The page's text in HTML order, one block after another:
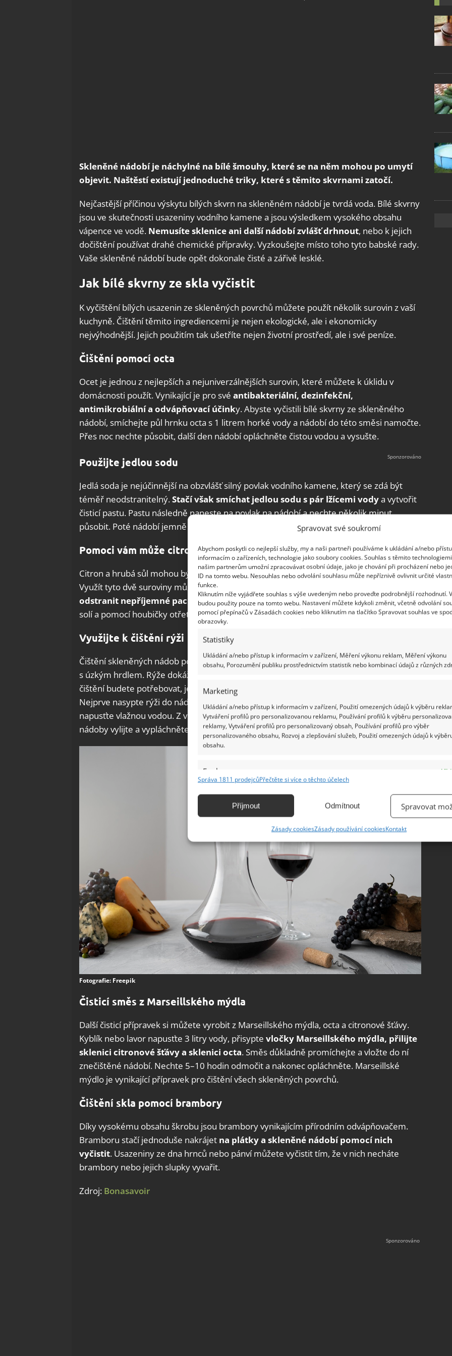
Spravovat své soukromí
Abychom poskytli co nejlepší služby, my a naši partneři používáme k ukládání a/nebo
informacím o zařízeních, technologie jako soubory cookies. Souhlas s těmito
našim partnerům umožní zpracovávat osobní údaje, jako je chování při procházení nebo
ID na tomto webu. Nesouhlas nebo odvolání souhlasu může nepříznivě ovlivnit určité
funkce.
Kliknutím níže vyjádřete souhlas s výše uvedeným nebo proveďte podrobnější rozhodnutí.
budou použity pouze na tomto webu. Nastavení můžete kdykoli změnit, včetně odvolání
pomocí přepínačů v Zásadách cookies nebo kliknutím na tlačítko Spravovat souhlas ve
obrazovky.
Statistiky
Ukládání a/nebo přístup k informacím v zařízení, Měření výkonu reklam, Měření výkonu
obsahu, Porozumění publiku prostřednictvím statistik nebo kombinací údajů z různých
Marketing
Ukládání a/nebo přístup k informacím v zařízení, Použití omezených údajů k výběru
Vytváření profilů pro personalizovanou reklamu, Používání profilů k výběru
reklamy, Vytváření profilů pro personalizovaný obsah, Používání profilů pro výběr
personalizovaného obsahu, Rozvoj a zlepšování služeb, Použití omezených údajů k
obsahu.
Funkce
Identifikace zařízení na základě automaticky přenášených informací.
základě aktivně vyžádaných informací.
Zajištění bezpečnosti, předcházení a zjišťování podvodů a
odstraňování chyb, Poskytování a zobrazování reklamy a obsahu,
Ukládání a sdělování voleb ochrany osobních údajů.
Správa 1811 prodejcůPřečtěte si více o těchto účelech
Příjmout Odmítnout Spravovat
Zásady cookiesZásady používání cookiesKontakt
Skleněné nádobí je náchylné na bílé šmouhy, které se na něm mohou po umytí
objevit. Naštěstí existují jednoduché triky, které s těmito skvrnami zatočí.
Nejčastější příčinou výskytu bílých skvrn na skleněném nádobí je tvrdá voda. Bílé skvrny
jsou ve skutečnosti usazeniny vodního kamene a jsou výsledkem vysokého obsahu
vápence ve vodě. Nemusíte sklenice ani další nádobí zvlášť drhnout, nebo k jejich
dočištění používat drahé chemické přípravky. Vyzkoušejte místo toho tyto babské rady.
Vaše skleněné nádobí bude opět dokonale čisté a zářivě lesklé.
Jak bílé skvrny ze skla vyčistit
K vyčištění bílých usazenin ze skleněných povrchů můžete použít několik surovin z vaší
kuchyně. Čištění těmito ingrediencemi je nejen ekologické, ale i ekonomicky
nejvýhodnější. Jejich použitím tak ušetříte nejen životní prostředí, ale i své peníze.
Čištění pomocí octa
Ocet je jednou z nejlepších a nejuniverzálnějších surovin, které můžete k úklidu v
domácnosti použít. Vynikající je pro své antibakteriální, dezinfekční,
antimikrobiální a odvápňovací účinky. Abyste vyčistili bílé skvrny ze skleněného
nádobí, smíchejte půl hrnku octa s 1 litrem horké vody a nádobí do této směsi namočte.
Přes noc nechte působit, další den nádobí opláchněte čistou vodou a vysušte.
Použijte jedlou sodu
Jedlá soda je nejúčinnější na obzvlášť silný povlak vodního kamene, který se zdá být
téměř neodstranitelný.Stačí však smíchat jedlou sodu s pár lžícemi vodya vytvořit
čisticí pastu. Pastu následně naneste na povlak na nádobí a nechte několik minut
působit. Poté nádobí jemně vydrhněte a nakonec opláchněte čistou vodou.
Pomoci vám může citron a hrubozrnná sůl
Citron a hrubá sůl mohou být skvělou kombinací při odstraňování vodního kamene.
Využít tyto dvě suroviny můžete při úklidu téměř celé kuchyně,
odstranit nepříjemné pachy . Abyste nádobí vyčistili, smíchejte citronovou šťávu se
solí a pomocí houbičky otřete znečištěné sklo. Nakonec opláchněte vodou.
Využijte k čištění rýži
Čištění skleněných nádob pomocí rýže je výbornou metodou zejména pro karafy a vázy
s úzkým hrdlem. Rýže dokáže vyčistit i těžko dosažitelné dno. Jediné, co k tomuto
čištění budete potřebovat, je
hrst rýže, trocha mycího prostředku a vlažná voda
Nejprve nasypte rýži do nádoby, zakápněte trochou běžného mycího prostředku a
napusťte vlažnou vodou. Z vrchu nádobu přikryjte a silně protřepejte. Následně obsah z
nádoby vylijte a vypláchněte čistou vodou. V případě potřeby můžete postup opakovat.
Fotografie: Freepik
Čisticí směs z Marseillského mýdla
Další čisticí přípravek si můžete vyrobit z Marseillského mýdla, octa a citronové šťávy.
Kyblík nebo lavor napusťte 3 litry vody, přisypte vločky Marseillského mýdla, přilijte
sklenici citronové šťávy a sklenici octa. Směs důkladně promíchejte a vložte do ní
znečištěné nádobí. Nechte 5–10 hodin odmočit a nakonec opláchněte. Marseillské
mýdlo je vynikající přípravek pro čištění všech skleněných povrchů.
Čištění skla pomocí brambory
Díky vysokému obsahu škrobu jsou brambory vynikajícím přírodním odvápňovačem.
Bramboru stačí jednoduše nakrájet na plátky a skleněné nádobí pomocí nich
vyčistit. Usazeniny ze dna hrnců nebo pánví můžete vyčistit tím, že v nich necháte
brambory nebo jejich slupky vyvařit.
Zdroj: Bonasavoir